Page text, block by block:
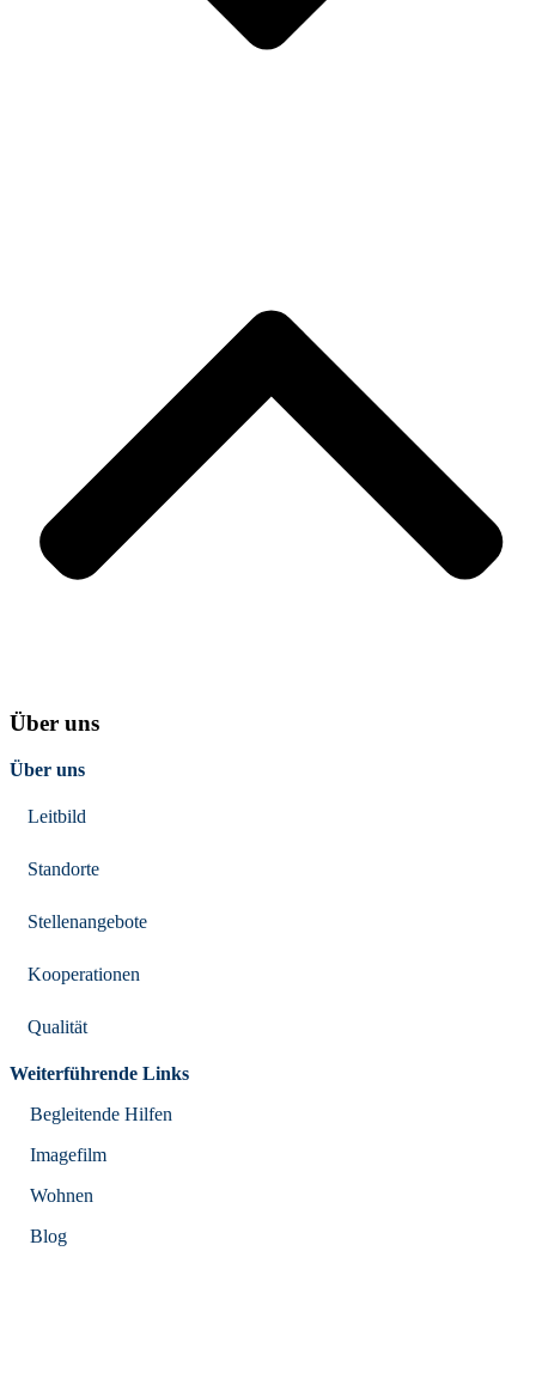
Über uns
Über uns
Leitbild
Standorte
Stellenangebote
Kooperationen
Qualität
Weiterführende Links
Begleitende Hilfen
Imagefilm
Wohnen
Blog